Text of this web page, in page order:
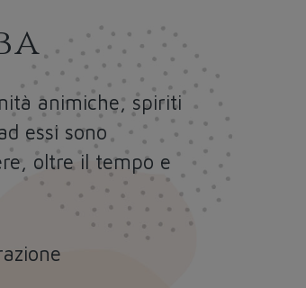
animiche, spiriti
essi sono
oltre il tempo e